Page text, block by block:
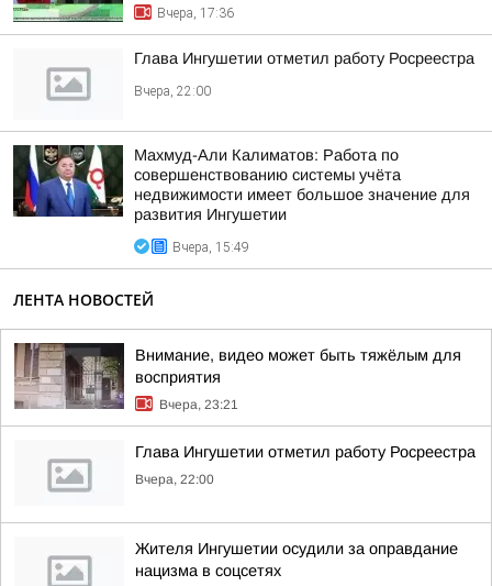
Вчера, 17:36
Глава Ингушетии отметил работу Росреестра
Вчера, 22:00
Махмуд-Али Калиматов: Работа по
совершенствованию системы учёта
недвижимости имеет большое значение для
развития Ингушетии
Вчера, 15:49
ЛЕНТА НОВОСТЕЙ
Внимание, видео может быть тяжёлым для
восприятия
Вчера, 23:21
Глава Ингушетии отметил работу Росреестра
Вчера, 22:00
Жителя Ингушетии осудили за оправдание
нацизма в соцсетях